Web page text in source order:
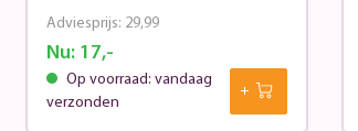
Nu:17,-
Adviesprijs: 29,99
Op voorraad: vandaag
verzonden